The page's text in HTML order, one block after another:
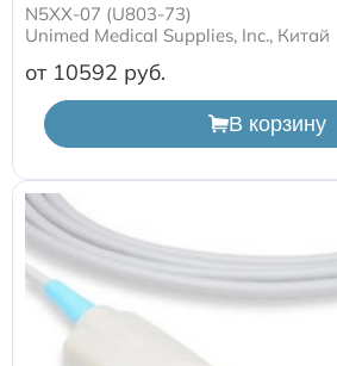
N5XX-07 (U803-73)
Unimed Medical Supplies, Inc., Китай
от 10592
В корзину